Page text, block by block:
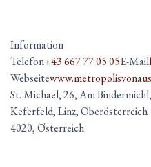
Information
Telefon+43 667 77 05 05E-Mail
Webseite
St. Michael, 26, Am
Keferfeld, Linz, Oberösterreich
4020, Österreich